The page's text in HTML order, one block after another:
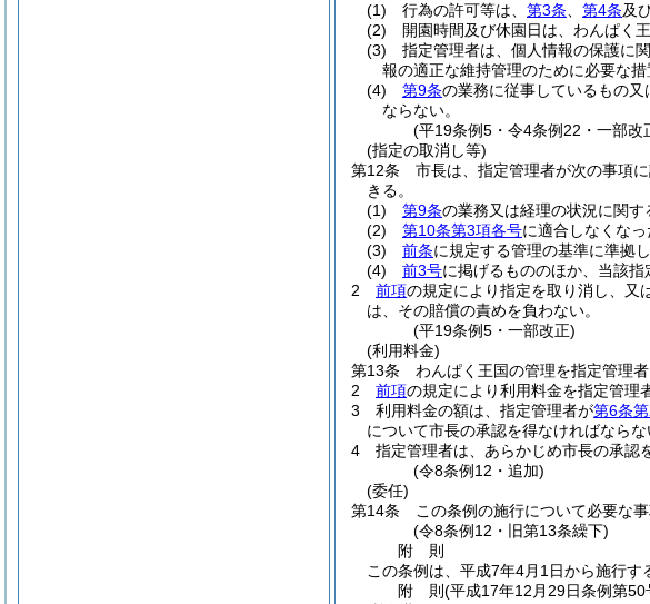
(1)
行為の許可等は、 第3条 第4条及
(2)
開園時間及び休園日は、わんぱく
(3)
指定管理者は、個人情報の保護に
報の適正な維持管理のために必要な措
(4)
第9条の業務に従事しているもの
ならない。
(平19条例5・令4条例22・一部改
(指定の取消し等)
第12条
市長は、指定管理者が次の事項
きる。
(1)
第9条の業務又は経理の状況に関す
(2)
第10条第3項各号に適合しなくなっ
(3)
前条に規定する管理の基準に準拠
(4)
前3号に掲げるもののほか、当該指
2
前項の規定により指定を取り消し、又
は、その賠償の責めを負わない。
(平19条例5・一部改正)
(利用料金)
第13条
わんぱく王国の管理を指定管理
2
前項の規定により利用料金を指定管理
3
利用料金の額は、指定管理者が第6条
について市長の承認を得なければならな
4
指定管理者は、あらかじめ市長の承認
(令8条例12・追加)
(委任)
第14条
この条例の施行について必要な
(令8条例12・旧第13条繰下)
附 則
この条例は、平成7年4月1日から施行す
附 則(平成17年12月29日条例第50